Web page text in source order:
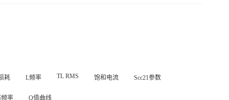
耗 L频率 TL RMS 饱和电流 Scc21参数
率 Q值曲线